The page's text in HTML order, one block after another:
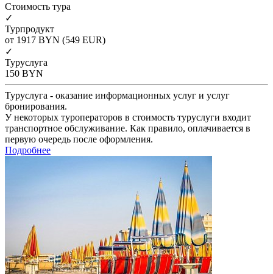
Cтоимость тура
✓
Турпродукт
от 1917 BYN (549 EUR)
✓
Туруслуга
150 BYN
Туруслуга - оказание информационных услуг и услуг
бронирования.
У некоторых туроператоров в стоимость туруслуги входит
транспортное обслуживание. Как правило, оплачивается в
первую очередь после оформления.
Подробнее